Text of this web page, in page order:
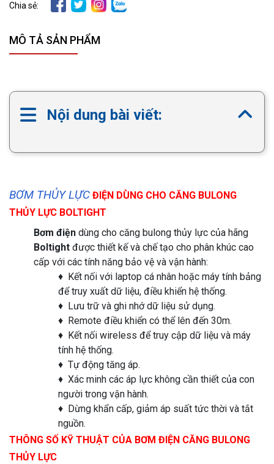
Chia sẻ:
MÔ TẢ SẢN PHẨM
Nội dung bài viết:
BƠM THỦY LỰC ĐIỆN DÙNG CHO CĂNG BULONG
THỦY LỰC BOLTIGHT
Bơm điện dùng cho căng bulong thủy lực của hãng
Boltight được thiết kế và chế tạo cho phân khúc cao
cấp với các tính năng bảo vệ và vận hành:
♦ Kết nối với laptop cá nhân hoặc máy tính bảng
để truy xuất dữ liệu, điều khiển hệ thống.
♦ Lưu trữ và ghi nhớ dữ liệu sử dụng.
♦ Remote điều khiển có thể lên đến 30m.
♦ Kết nối wireless để truy cập dữ liệu và máy
tính hệ thống.
♦ Tự động tăng áp.
♦ Xác minh các áp lực không cần thiết của con
người trong vận hành.
♦ Dừng khẩn cấp, giảm áp suất tức thời và tắt
nguồn.
THÔNG SỐ KỸ THUẬT CỦA BƠM ĐIỆN CĂNG BULONG
THỦY LỰC